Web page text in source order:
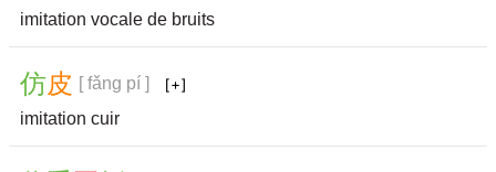
imitation vocale de bruits
仿皮 [ fǎng pí ]
imitation cuir